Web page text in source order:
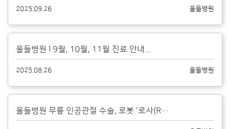
울들병원
2025.09.26
울들병원 l 9월, 10월, 11월 진료 안내...
울들병원
2025.08.26
울들병원 무릎 인공관절 수술, 로봇 '로사(ROSA®)'와 함께합니다....